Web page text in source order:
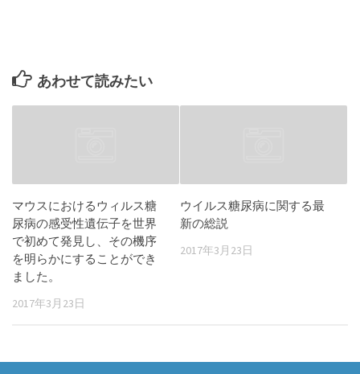
あわせて読みたい
マウスにおけるウィルス糖
尿病の感受性遺伝子を世界
で初めて発見し、その機序
を明らかにすることができ
ました。
2017年3月23日
ウイルス糖尿病に関する最
新の総説
2017年3月23日